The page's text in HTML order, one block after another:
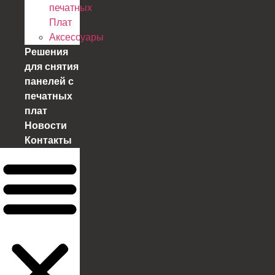
печатных
Плат
Аксессуары
Решения
для снятия
панелей с
печатных
плат
Новости
Контакты